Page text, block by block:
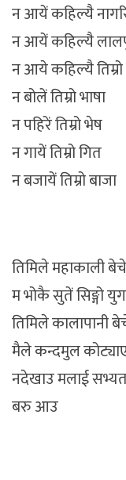
न आयें कहिल्यै
न आयें कहिल्यै
न आये कहिल्यै
न बोलें तिम्रो भाषा
न पहिरें तिम्रो भेष
न गायें तिम्रो गित
न बजायें तिम्रो बाजा
तिमिले महाकाली
म भोकै सुतें सिङ्गो
तिमिले कालापानी
मैले कन्दमुल
नदेखाउ मलाई
बरु आउ